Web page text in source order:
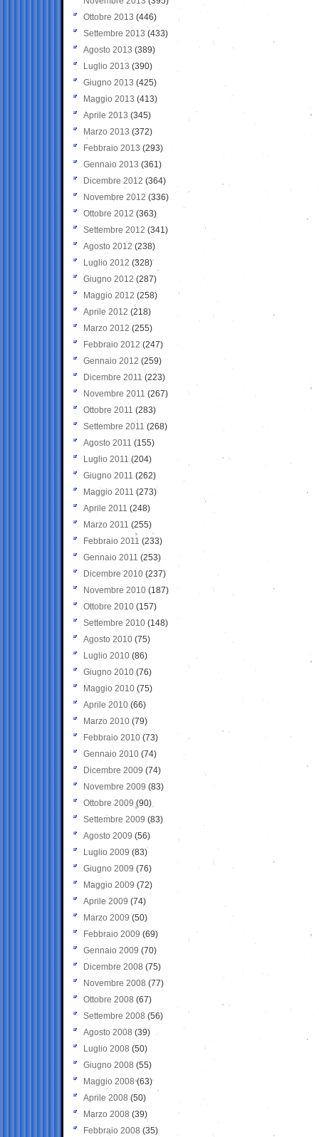
Ottobre 2013 (446)
Settembre 2013 (433)
Agosto 2013 (389)
Luglio 2013 (390)
Giugno 2013 (425)
Maggio 2013 (413)
Aprile 2013 (345)
Marzo 2013 (372)
Febbraio 2013 (293)
Gennaio 2013 (361)
Dicembre 2012 (364)
Novembre 2012 (336)
Ottobre 2012 (363)
Settembre 2012 (341)
Agosto 2012 (238)
Luglio 2012 (328)
Giugno 2012 (287)
Maggio 2012 (258)
Aprile 2012 (218)
Marzo 2012 (255)
Febbraio 2012 (247)
Gennaio 2012 (259)
Dicembre 2011 (223)
Novembre 2011 (267)
Ottobre 2011 (283)
Settembre 2011 (268)
Agosto 2011 (155)
Luglio 2011 (204)
Giugno 2011 (262)
Maggio 2011 (273)
Aprile 2011 (248)
Marzo 2011 (255)
Febbraio 2011 (233)
Gennaio 2011 (253)
Dicembre 2010 (237)
Novembre 2010 (187)
Ottobre 2010 (157)
Settembre 2010 (148)
Agosto 2010 (75)
Luglio 2010 (86)
Giugno 2010 (76)
Maggio 2010 (75)
Aprile 2010 (66)
Marzo 2010 (79)
Febbraio 2010 (73)
Gennaio 2010 (74)
Dicembre 2009 (74)
Novembre 2009 (83)
Ottobre 2009 (90)
Settembre 2009 (83)
Agosto 2009 (56)
Luglio 2009 (83)
Giugno 2009 (76)
Maggio 2009 (72)
Aprile 2009 (74)
Marzo 2009 (50)
Febbraio 2009 (69)
Gennaio 2009 (70)
Dicembre 2008 (75)
Novembre 2008 (77)
Ottobre 2008 (67)
Settembre 2008 (56)
Agosto 2008 (39)
Luglio 2008 (50)
Giugno 2008 (55)
Maggio 2008(63)
Aprile 2008 (50)
Marzo 2008 (39)
Febbraio 2008 (35)